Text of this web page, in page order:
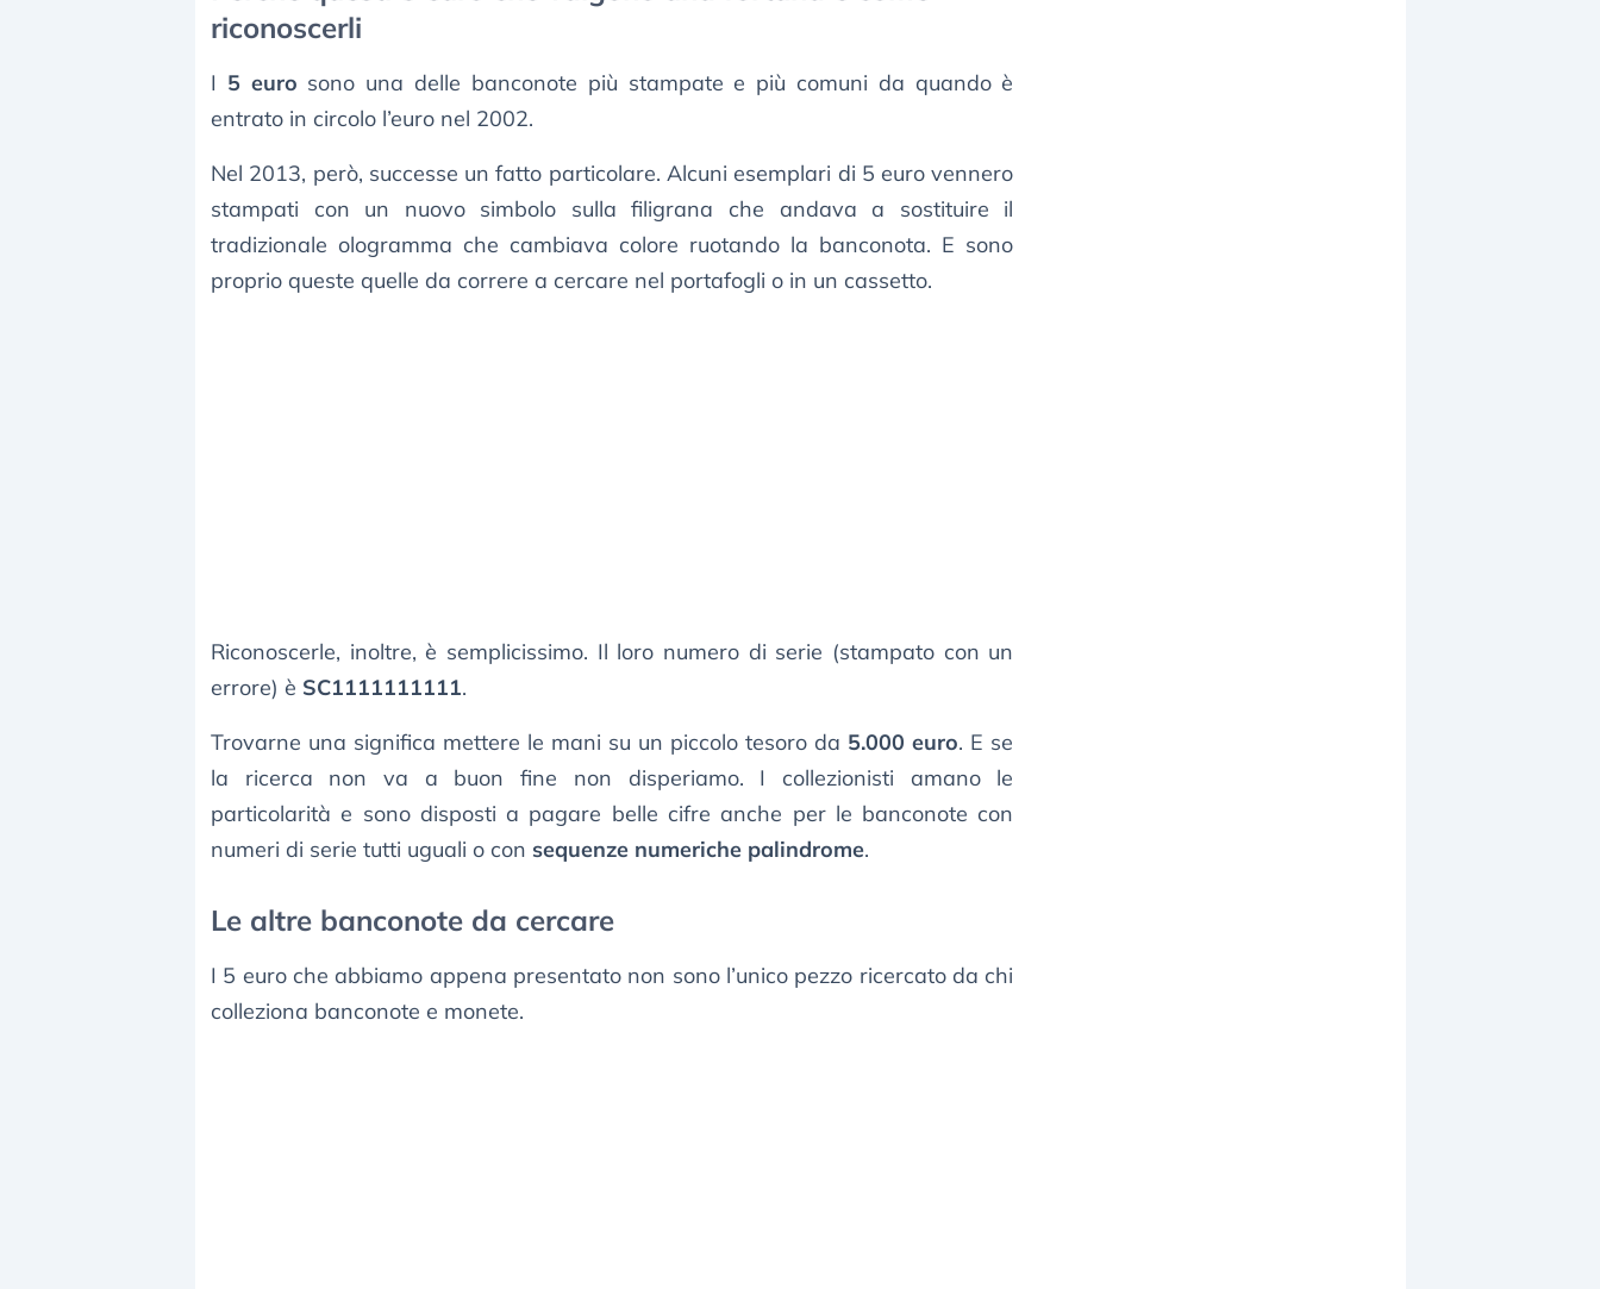
riconoscerli
I 5 euro sono una delle banconote più stampate e più comuni da quando è
entrato in circolo l’euro nel 2002.
Nel 2013, però, successe un fatto particolare. Alcuni esemplari di 5 euro vennero
stampati con un nuovo simbolo sulla filigrana che andava a sostituire il
tradizionale ologramma che cambiava colore ruotando la banconota. E sono
proprio queste quelle da correre a cercare nel portafogli o in un cassetto.
Riconoscerle, inoltre, è semplicissimo. Il loro numero di serie (stampato con un
errore) è SC1111111111.
Trovarne una significa mettere le mani su un piccolo tesoro da 5.000 euro. E se
la ricerca non va a buon fine non disperiamo. I collezionisti amano le
particolarità e sono disposti a pagare belle cifre anche per le banconote con
numeri di serie tutti uguali o con sequenze numeriche palindrome.
Le altre banconote da cercare
I 5 euro che abbiamo appena presentato non sono l’unico pezzo ricercato da chi
colleziona banconote e monete.